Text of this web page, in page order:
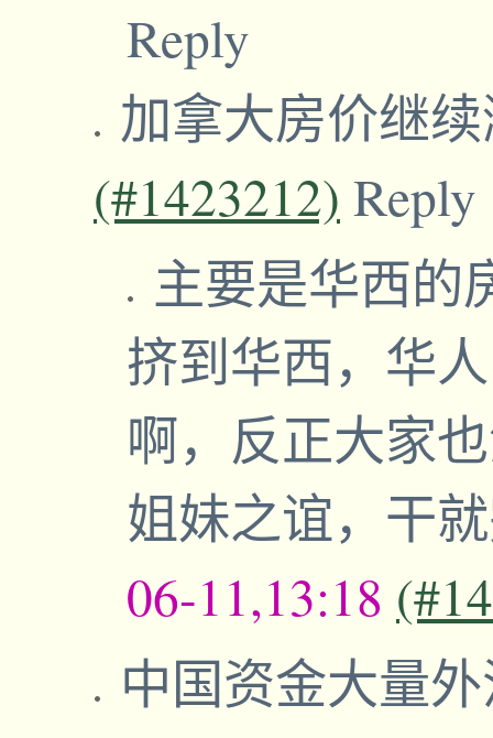
Reply
加拿大房价继
(#1423212) Reply
主要是华西的
挤到华西，华
啊，反正大家
姐妹之谊，干
06-11,13:18
中国资金大量